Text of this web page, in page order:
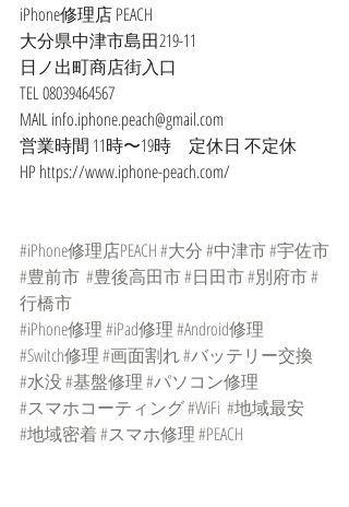
iPhone修理店 PEACH
大分県中津市島田219-11
日ノ出町商店街入口
TEL 08039464567
MAIL info.iphone.peach@gmail.com
営業時間 11時〜19時　定休日 不定休
HP https://www.iphone-peach.com/
#iPhone修理店PEACH#大分#中津市#宇佐市
#豊前市 #豊後高田市#日田市#別府市#
行橋市
#iPhone修理#iPad修理#Android修理
#Switch修理#画面割れ#バッテリー交換
#水没#基盤修理#パソコン修理
#スマホコーティング#WiFi #地域最安
#地域密着#スマホ修理#PEACH